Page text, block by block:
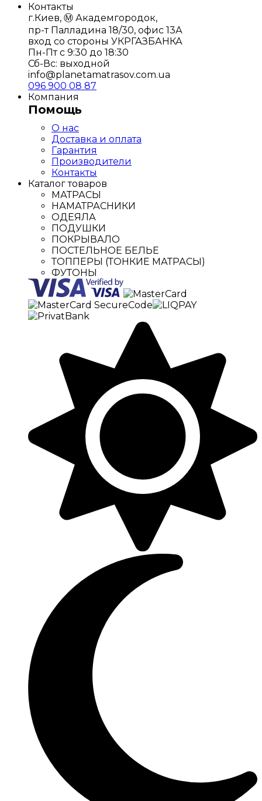
Контакты
г.Киев, Ⓜ️ Академгородок,
пр-т Палладина 18/30, офис 13А
вход со стороны УКРГАЗБАНКА
Пн-Пт с 9:30 до 18:30
Сб-Вс: выходной
info@planetamatrasov.com.ua
096 900 08 87
Компания
Помощь
О нас
Доставка и оплата
Гарантия
Производители
Контакты
Каталог товаров
МАТРАСЫ
НАМАТРАСНИКИ
ОДЕЯЛА
ПОДУШКИ
ПОКРЫВАЛО
ПОСТЕЛЬНОЕ БЕЛЬЕ
ТОППЕРЫ (ТОНКИЕ МАТРАСЫ)
ФУТОНЫ